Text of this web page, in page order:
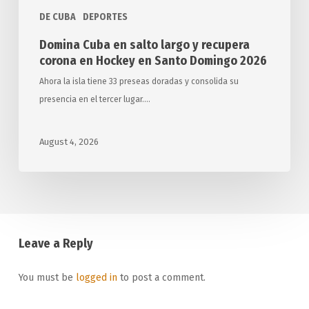
DE CUBA DEPORTES
Santo
Domina Cuba en salto largo y recupera
corona en Hockey en Santo Domingo 2026
Ahora la isla tiene 33 preseas doradas y consolida su
presencia en el tercer lugar.…
August 4, 2026
Leave a Reply
You must be logged into post a comment.